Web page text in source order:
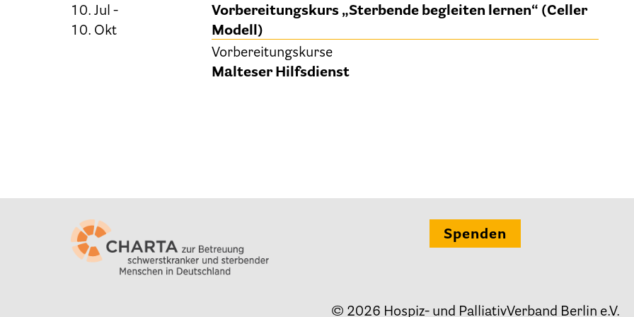
Ehrenamt
Ambulante Hospizdienste
10. Jul -
10. Okt
Vorbereitungskurs „Sterbende begleiten lernen“ (Celler
Modell)
Vorbereitungskurse
Malteser Hilfsdienst
Spenden
© 2026 Hospiz- und PalliativVerband Berlin e.V.